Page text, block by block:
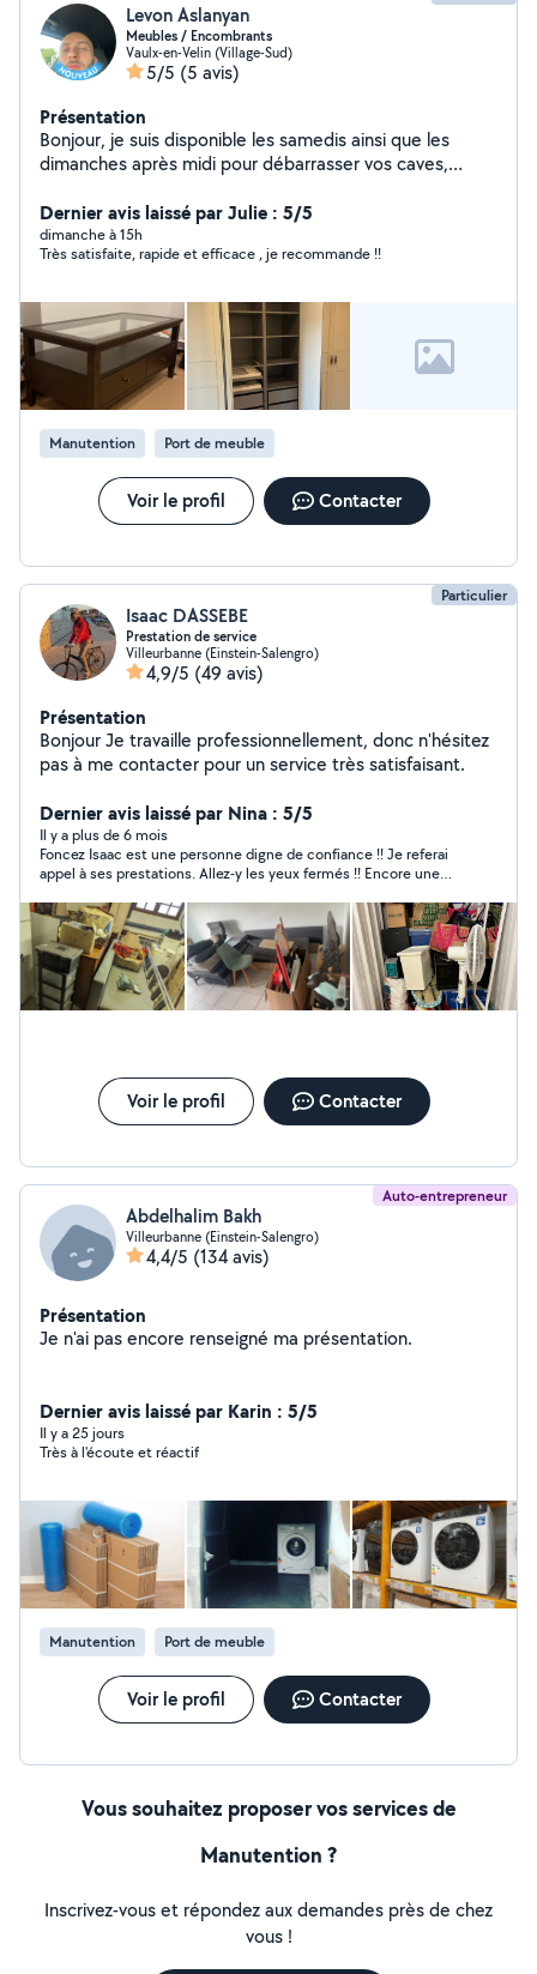
Levon Aslanyan
Meubles / Encombrants
Vaulx-en-Velin (Village-Sud)
5/5 (5 avis)
Présentation
Bonjour, je suis disponible les samedis ainsi que les
dimanches après midi pour débarrasser vos caves,
monter des meubles en kit hors cuisine.
Dernier avis laissé par Julie : 5/5
dimanche à 15h
Très satisfaite, rapide et efficace , je recommande !!
Manutention Port de meuble
Voir le profil Contacter
Particulier
Isaac DASSEBE
Prestation de service
Villeurbanne (Einstein-Salengro)
4,9/5 (49 avis)
Présentation
Bonjour Je travaille professionnellement, donc n'hésitez
pas à me contacter pour un service très satisfaisant.
Dernier avis laissé par Nina : 5/5
Il y a plus de 6 mois
Foncez Isaac est une personne digne de confiance !! Je referai
appel à ses prestations. Allez-y les yeux fermés !! Encore une
Voir le profil Contacter
Auto-entrepreneur
Abdelhalim Bakh
Villeurbanne (Einstein-Salengro)
4,4/5 (134 avis)
Présentation
Je n'ai pas encore renseigné ma présentation.
Dernier avis laissé par Karin : 5/5
Il y a 25 jours
Très à l'écoute et réactif
Manutention Port de meuble
Voir le profil Contacter
Vous souhaitez proposer vos services de
Manutention ?
Inscrivez-vous et répondez aux demandes près de chez
vous !